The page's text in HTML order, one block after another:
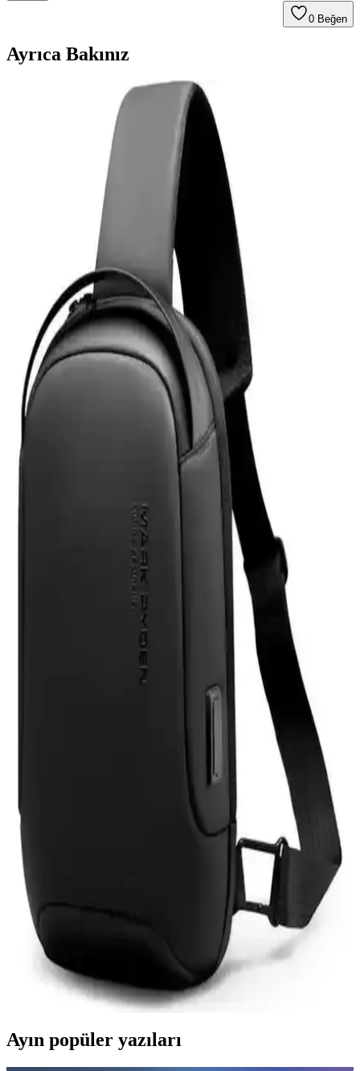
0 Beğen
Ayrıca Bakınız
Samsung Galaxy Tab S9 Plus X810 için Microsonic
Temperli Cam Ekran Koruyucu Ürün Özellikleri ve
Microsonic temperli cam ekran koruyucu, Galaxy Tab S9 Plus
X810 modeline özel tasarımıyla yüksek dayanıklılık ve estetik sunar.
Çizilmelere karşı dirençli, kolay uygulanabilir ve kullanımı rahat bir
Powerway 128 GB USB 3.0 Metal Mini Flash Bellek
İnceleme ve Kullanım Özellikleri
Powerway 128 GB USB 3.0 metal mini bellek, yüksek hız ve
dayanıklılık sunan taşınabilir depolama çözümüdür. Şık tasarımı ve
geniş kapasitesiyle büyük dosya transferlerinde avantaj sağlar.
Z-Mobile MacBook Air M2 ve M3 13.6 İnç Koruma
Seti Detaylı İnceleme ve Analiz
Z-Mobile'ın MacBook Air M2 ve M3 modelleriyle uyumlu 13.6 inç
koruma seti, şeffaf tasarımı ve dayanıklı malzemeleriyle cihazınızı
estetik ve güvenle korur, kullanıcı memnuniyetini artırır.
Eyfel Efs-2500 Güç Kaynağı: Temel Özellikler ve
Kullanıcı Değerlendirmeleri
Eyfel Efs-2500, 250W güç çıkışıyla temel bilgisayar ihtiyaçlarına
uygun, fanlı soğutmalı ve dayanıklılık sorunlarıyla dikkat çeken bir
HP 255 G8 Dizüstü Bilgisayar İncelemesi: Günlük
Kullanım İçin Dengeli ve Güçlü Model
HP 255 G8, güçlü işlemci ve hızlı SSD ile günlük kullanım ve ofis
işleri için ideal, taşınabilir ve uygun fiyatlı bir dizüstü bilgisayardır.
Performans ve bağlantı seçenekleriyle öne çıkar.
Samsung Galaxy Tab S9 FE+ Plus için Nano
Kırılmaz Esnek Ekran Koruyucu İncelemesi
Samsung Galaxy Tab S9 FE+ Plus için tasarlanmış nano cam ekran
koruyucu, yüksek dayanıklılık ve net görüntü sağlar. Kolay
uygulama ve göz yorgunluğunu azaltıcı özellikleriyle ekran
Asfal Apple Watch Uyumlu 42-49 mm Kordonlar
Detaylı İnceleme ve Özellikleri
Asfal markasının Apple Watch uyumlu, çeşitli renk ve boyut
seçenekleriyle yüksek kaliteli kordonları, estetik ve dayanıklılık
sunarak kullanım konforu sağlar.
Mark Ryden Lexus MR-7510 USB Şarj Portlu
Omuz Çantası İnceleme ve Özellikleri
Lexus MR-7510, suya dayanıklı Oxford kumaş, USB şarj portu ve
düzenleyici cepleriyle günlük kullanımda pratik ve şık bir omuz
Ayın popüler yazıları